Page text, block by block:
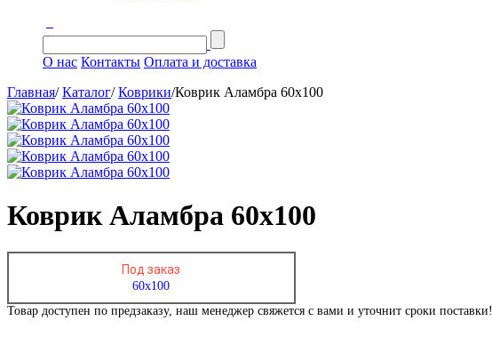
О нас Контакты Оплата и доставка
Главная/ Каталог/ Коврики/Коврик Аламбра 60х100
Коврик Аламбра 60х100
Под заказ
60х100
Товар доступен по предзаказу, наш менеджер свяжется с вами и уточнит сроки поставки!